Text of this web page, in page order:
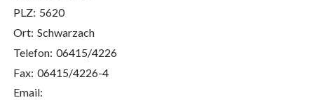
PLZ: 5620
Ort: Schwarzach
Telefon: 06415/4226
Fax: 06415/4226-4
Email: